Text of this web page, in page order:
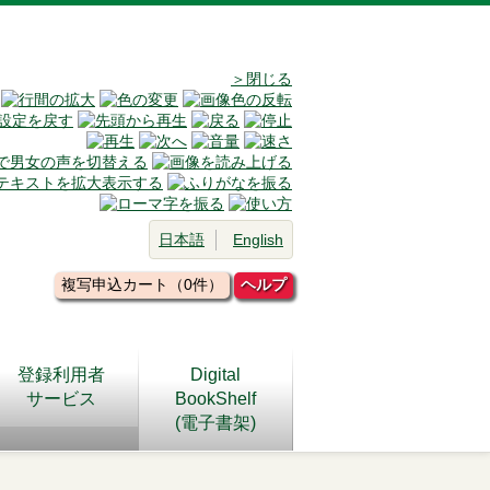
＞閉じる
日本語 English
複写申込カート（0件） ヘルプ
登録利用者
サービス
Digital
BookShelf
(電子書架)